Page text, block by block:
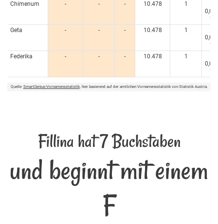
Chimenum
- - - 10.478 1
%
Geta
- - - 10.478 1
%
Federika
- - - 10.478 1
%
Quelle: SmartGenius-Vornamensstatistik, hier basierend auf der amtlichen Vornamensstatistik von Statistik Austria.
Fillina hat 7 Buchstaben
und beginnt mit einem
F